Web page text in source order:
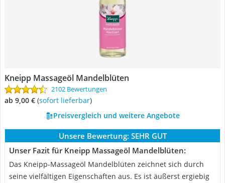
Kneipp Massageöl Mandelblüten
2102 Bewertungen
ab 9,00 € ( Sofort lieferbar)
Preisvergleich und weitere Angebote
Unsere Bewertung: SEHR GUT
Unser Fazit für Kneipp Massageöl Mandelblüten:
Das Kneipp-Massageöl Mandelblüten zeichnet sich durch
seine vielfältigen Eigenschaften aus. Es ist äußerst ergiebig